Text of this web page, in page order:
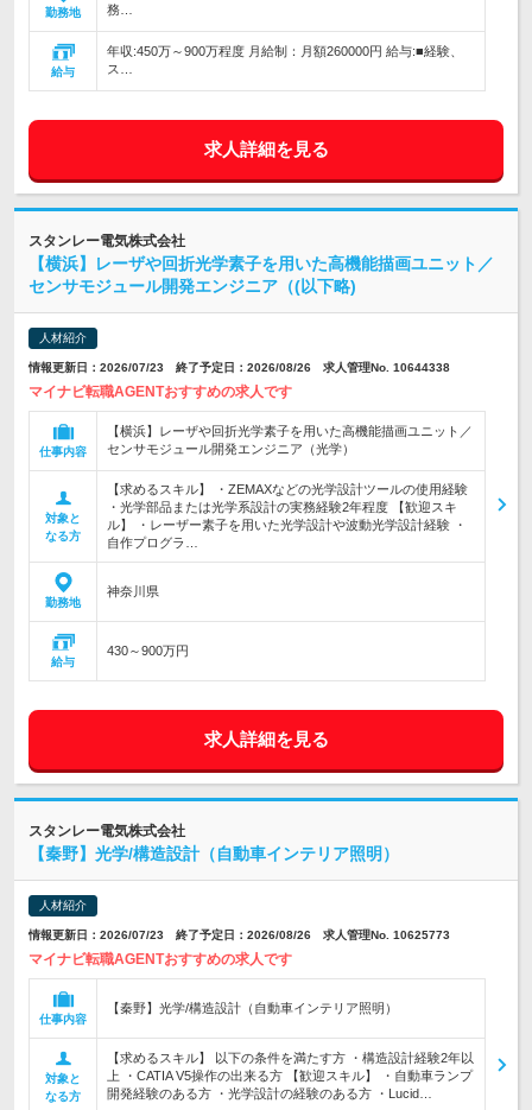
勤務地
務…
給与
年収:450万～900万程度 月給制：月額260000円 給与:■経験、
ス…
求人詳細を見る
スタンレー電気株式会社
【横浜】レーザや回折光学素子を用いた高機能描画ユニット／
センサモジュール開発エンジニア（(以下略)
人材紹介
情報更新日：2026/07/23 終了予定日：2026/08/26 求人管理No. 10644338
マイナビ転職AGENTおすすめの求人です
仕事内容
【横浜】レーザや回折光学素子を用いた高機能描画ユニット／
センサモジュール開発エンジニア（光学）
対象と
なる方
【求めるスキル】 ・ZEMAXなどの光学設計ツールの使用経験
・光学部品または光学系設計の実務経験2年程度 【歓迎スキ
ル】 ・レーザー素子を用いた光学設計や波動光学設計経験 ・
自作プログラ…
勤務地
神奈川県
給与
430～900万円
求人詳細を見る
スタンレー電気株式会社
【秦野】光学/構造設計（自動車インテリア照明）
人材紹介
情報更新日：2026/07/23 終了予定日：2026/08/26 求人管理No. 10625773
マイナビ転職AGENTおすすめの求人です
仕事内容
【秦野】光学/構造設計（自動車インテリア照明）
対象と
なる方
【求めるスキル】 以下の条件を満たす方 ・構造設計経験2年以
上 ・CATIA V5操作の出来る方 【歓迎スキル】 ・自動車ランプ
開発経験のある方 ・光学設計の経験のある方 ・Lucid…